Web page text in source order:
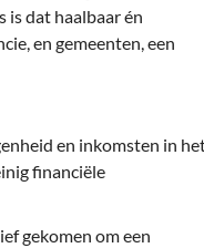
is dat haalbaar én
en gemeenten, een
en inkomsten in
financiële
gekomen om een